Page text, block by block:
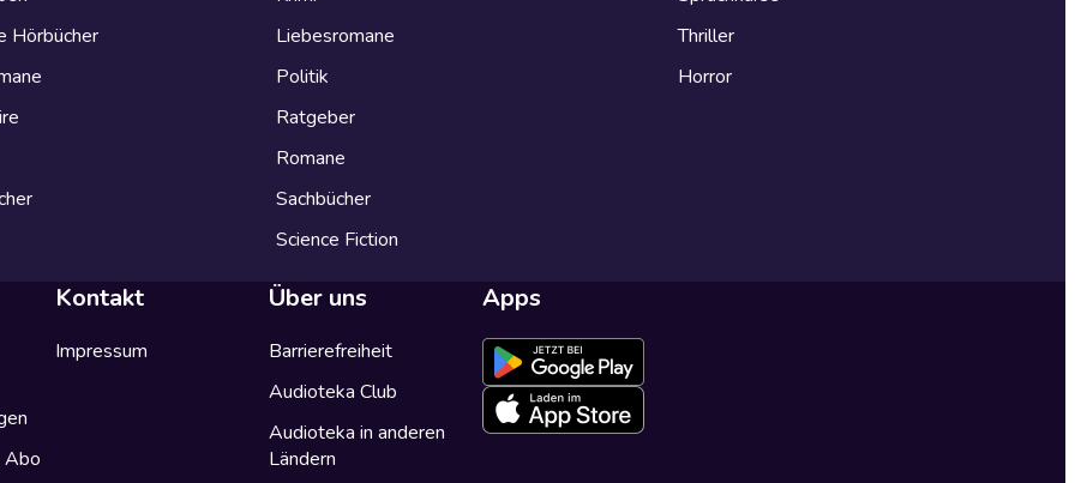
Hörbücher
Liebesromane
Politik
Ratgeber
Romane
Sachbücher
Science Fiction
Thriller
Horror
Abo
Kontakt
Impressum
Über uns
Barrierefreiheit
Audioteka Club
Audioteka in anderen
Ländern
Apps